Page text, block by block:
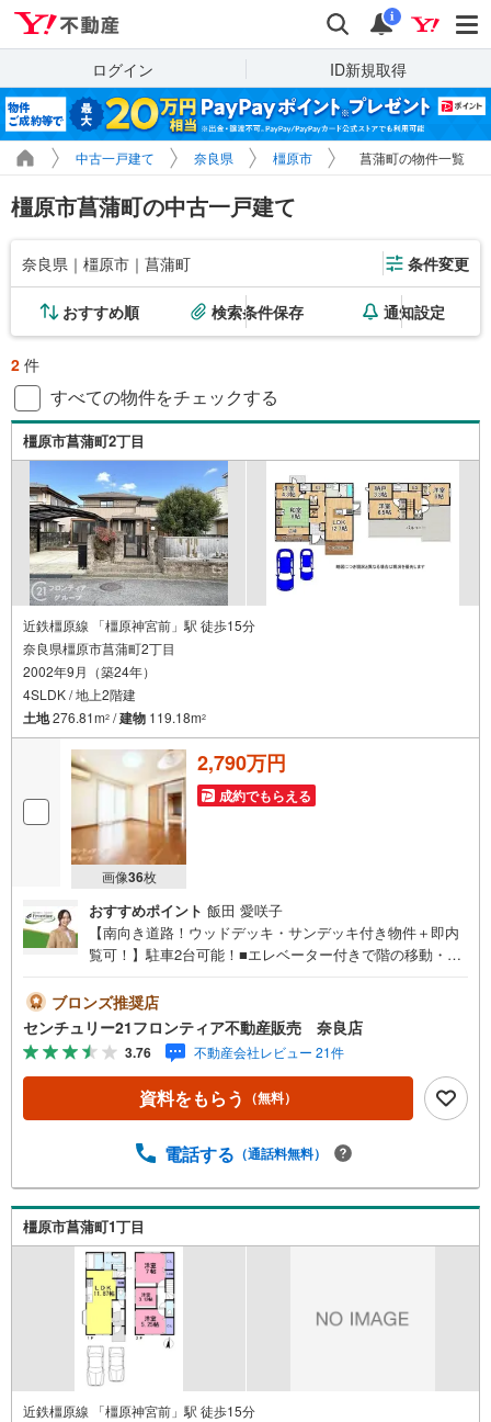
検索 通知
i
ログイン ID新規取得
中古一戸建て 奈良県 橿原市 菖蒲町の物件一覧
橿原市菖蒲町の中古一戸建て
奈良県｜橿原市｜菖蒲町 条件変更
おすすめ順 検索条件保存 通知設定
2 件
すべての物件をチェックする
橿原市菖蒲町2丁目
近鉄橿原線 「橿原神宮前」駅 徒歩15分
奈良県橿原市菖蒲町2丁目
2002年9月（築24年）
4SLDK / 地上2階建
土地276.81m2 /建物 119.18m2
画像36枚
2,790万円
成約でもらえる
おすすめポイント 飯田 愛咲子
【南向き道路！ウッドデッキ・サンデッキ付き物件＋即内
覧可！】駐車2台可能！■エレベーター付きで階の移動・重
徴・土地面積約83.73坪！広々とゆとりある空間です・周辺
は学校・公園があり子育て世代に快適な地域です・閑静な
住宅街にあり落ち着いた生活ができます 立地・橿原市立畝
傍東小学校まで徒歩約6分・橿原市立畝傍中学校徒歩約10分
弊社が選ばれる理由 1.お金の扱い方のプロ、ファイナンシ
ャルプランナーが資金計画をサポート！2.買い替えなどに
がりがあるため、最も低金利になるように審査が可能！4.
のリフォームプランナーがご提案！5.定期的にご連絡を繋
ぎ、有事の際に迅速にサポートいたします弊社は専門家同
士が連携をとっているため、より多くの知見がございま
す。お気軽にお問合せください！
ブロンズ推奨店
センチュリー21フロンティア不動産販売 奈良店
3.76 不動産会社レビュー 21件
資料をもらう （無料）
電話する （通話料無料）
橿原市菖蒲町1丁目
近鉄橿原線 「橿原神宮前」駅 徒歩15分